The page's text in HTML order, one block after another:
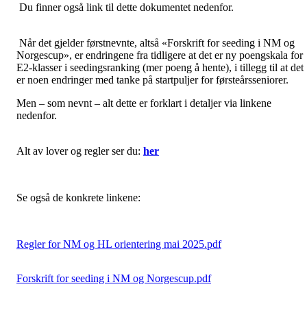
Du finner også link til dette dokumentet nedenfor.
Når det gjelder førstnevnte, altså «Forskrift for seeding i NM og
Norgescup», er endringene fra tidligere at det er ny poengskala for
E2-klasser i seedingsranking (mer poeng å hente), i tillegg til at det
er noen endringer med tanke på startpuljer for førsteårsseniorer.
Men – som nevnt – alt dette er forklart i detaljer via linkene
nedenfor.
Alt av lover og regler ser du: her
Se også de konkrete linkene:
Regler for NM og HL orientering mai 2025.pdf
Forskrift for seeding i NM og Norgescup.pdf